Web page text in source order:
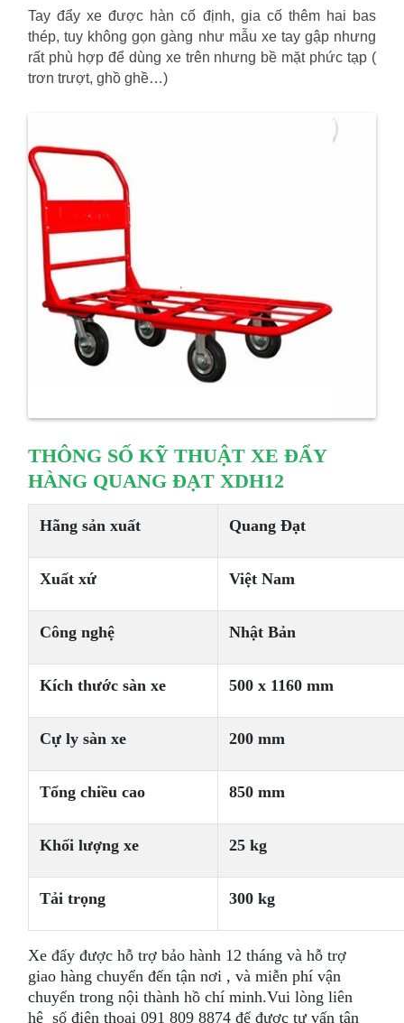
Tay đẩy xe được hàn cố định, gia cố thêm hai bas
thép, tuy không gọn gàng như mẫu xe tay gập nhưng
rất phù hợp để dùng xe trên nhưng bề mặt phức tạp (
trơn trượt, ghồ ghề…)
THÔNG SỐ KỸ THUẬT XE ĐẨY
HÀNG QUANG ĐẠT XDH12
Hãng sản xuất Quang Đạt
Xuất xứ Việt Nam
Công nghệ Nhật Bản
Kích thước sàn xe 500 x 1160 mm
Cự ly sàn xe 200 mm
Tổng chiều cao 850 mm
Khối lượng xe 25 kg
Tải trọng 300 kg
Xe đẩy được hỗ trợ bảo hành 12 tháng và hỗ trợ
giao hàng chuyển đến tận nơi , và miễn phí vận
chuyển trong nội thành hồ chí minh.Vui lòng liên
hệ số điện thoại 091 809 8874 để được tư vấn tận